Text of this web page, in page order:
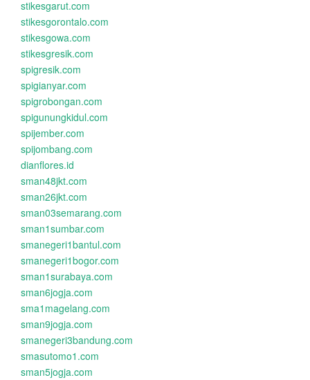
stikesgarut.com
stikesgorontalo.com
stikesgowa.com
stikesgresik.com
spigresik.com
spigianyar.com
spigrobongan.com
spigunungkidul.com
spijember.com
spijombang.com
dianflores.id
sman48jkt.com
sman26jkt.com
sman03semarang.com
sman1sumbar.com
smanegeri1bantul.com
smanegeri1bogor.com
sman1surabaya.com
sman6jogja.com
sma1magelang.com
sman9jogja.com
smanegeri3bandung.com
smasutomo1.com
sman5jogja.com